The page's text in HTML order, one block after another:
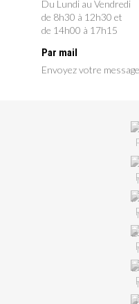
Du Lundi au Vendredi
de 8h30 à 12h30 et
de 14h00 à 17h15
Par mail
Envoyez votre